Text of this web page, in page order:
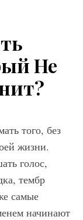
Не
того, без
жизни.
голос,
тембр
самые
начинают